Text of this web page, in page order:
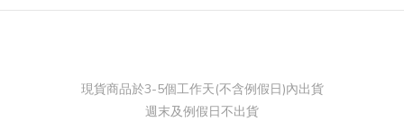
現貨商品於3-5個工作天(不含例假日)內出貨
週末及例假日不出貨